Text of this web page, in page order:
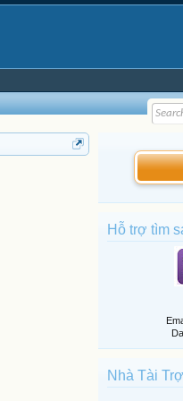
Hỗ trợ tìm
Nhà Tài Trợ